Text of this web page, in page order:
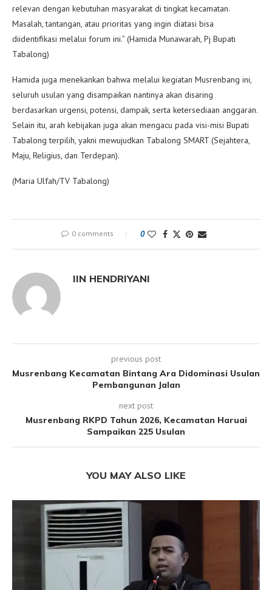
relevan dengan kebutuhan masyarakat di tingkat kecamatan.
Masalah, tantangan, atau prioritas yang ingin diatasi bisa
diidentifikasi melalui forum ini.” (Hamida Munawarah, Pj Bupati
Tabalong)
Hamida juga menekankan bahwa melalui kegiatan Musrenbang ini,
seluruh usulan yang disampaikan nantinya akan disaring
berdasarkan urgensi, potensi, dampak, serta ketersediaan anggaran.
Selain itu, arah kebijakan juga akan mengacu pada visi-misi Bupati
Tabalong terpilih, yakni mewujudkan Tabalong SMART (Sejahtera,
Maju, Religius, dan Terdepan).
(Maria Ulfah/TV Tabalong)
0 comments 0
IIN HENDRIYANI
previous post
Musrenbang Kecamatan Bintang Ara Didominasi Usulan
Pembangunan Jalan
next post
Musrenbang RKPD Tahun 2026, Kecamatan Haruai
Sampaikan 225 Usulan
YOU MAY ALSO LIKE